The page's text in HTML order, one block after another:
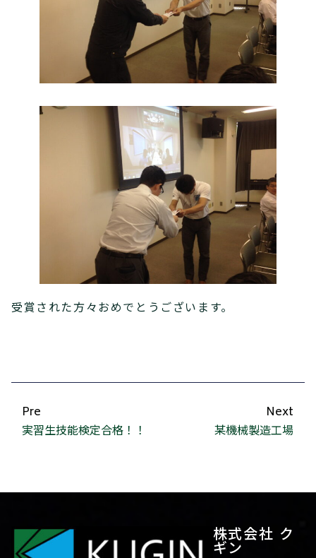
受賞された方々おめでとうございます。
Pre
実習生技能検定合格！！
Next
某機械製造工場
株式会社 ク
ギン